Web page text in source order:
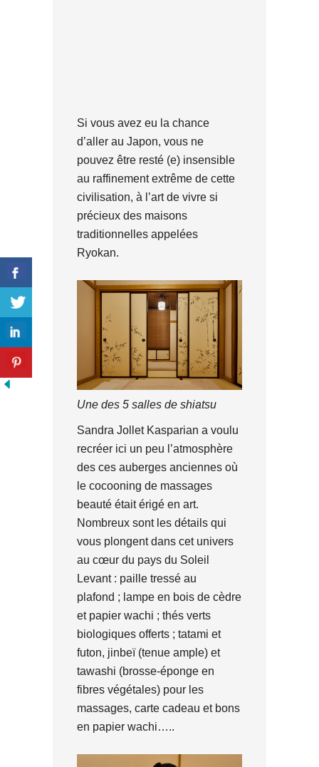
Si vous avez eu la chance
d’aller au Japon, vous ne
pouvez être resté (e) insensible
au raffinement extrême de cette
civilisation, à l’art de vivre si
précieux des maisons
traditionnelles appelées
Ryokan.
Une des 5 salles de shiatsu
Sandra Jollet Kasparian a voulu
recréer ici un peu l’atmosphère
des ces auberges anciennes où
le cocooning de massages
beauté était érigé en art.
Nombreux sont les détails qui
vous plongent dans cet univers
au cœur du pays du Soleil
Levant : paille tressé au
plafond ; lampe en bois de cèdre
et papier wachi ; thés verts
biologiques offerts ; tatami et
futon, jinbeï (tenue ample) et
tawashi (brosse-éponge en
fibres végétales) pour les
massages, carte cadeau et bons
en papier wachi…..